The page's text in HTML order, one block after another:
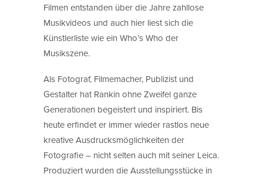
Filmen entstanden über die Jahre zahllose
Musikvideos und auch hier liest sich die
Künstlerliste wie ein Who’s Who der
Musikszene.
Als Fotograf, Filmemacher, Publizist und
Gestalter hat Rankin ohne Zweifel ganze
Generationen begeistert und inspiriert. Bis
heute erfindet er immer wieder rastlos neue
kreative Ausdrucksmöglichkeiten der
Fotografie – nicht selten auch mit seiner Leica.
Produziert wurden die Ausstellungsstücke in